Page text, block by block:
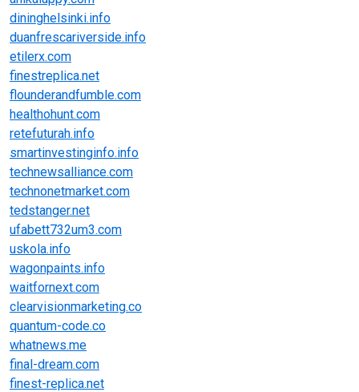
dininghelsinki.info
duanfrescariverside.info
etilerx.com
finestreplica.net
flounderandfumble.com
healthohunt.com
retefuturah.info
smartinvestinginfo.info
technewsalliance.com
technonetmarket.com
tedstanger.net
ufabett732um3.com
uskola.info
wagonpaints.info
waitfornext.com
clearvisionmarketing.co
quantum-code.co
whatnews.me
final-dream.com
finest-replica.net